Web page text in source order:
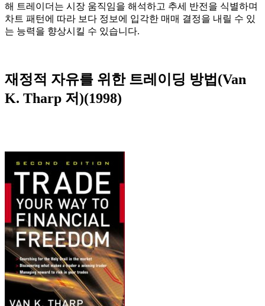
해 트레이더는 시장 움직임을 해석하고 추세 반전을 식별하며
차트 패턴에 따라 보다 정보에 입각한 매매 결정을 내릴 수 있
는 능력을 향상시킬 수 있습니다.
재정적 자유를 위한 트레이딩 방법(Van
K. Tharp 저)(1998)